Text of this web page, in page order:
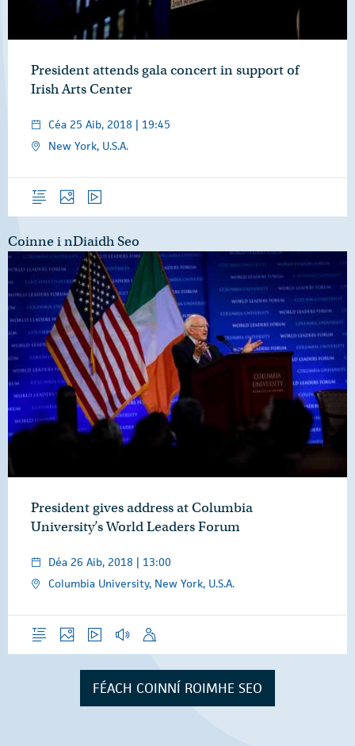
President attends gala concert in support of
Irish Arts Center
Céa 25 Aib, 2018 | 19:45
New York, U.S.A.
ForléargasGrianghraif
Físeáin
Coinne i nDiaidh Seo
President gives address at Columbia
University’s World Leaders Forum
Déa 26 Aib, 2018 | 13:00
Columbia University, New York, U.S.A.
ForléargasGrianghraif
Físeáin Gearrthóga Fuaime
Óraid
FÉACH COINNÍ ROIMHE SEO